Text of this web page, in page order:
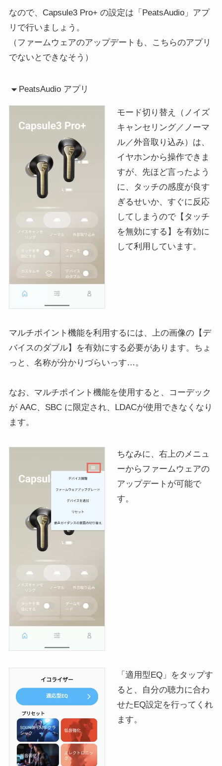
なので、Capsule3 Pro+ の設定は「PeatsAudio」アプ
リで行いましょう。
（ファームウェアのアップデートも、こちらのアプリ
でないとできなそう）
PeatsAudio アプリ
モード切り替え（ノイズ
キャンセリング／ノーマ
ル／外音取り込み）は、
イヤホンから操作できま
すが、先ほど言ったよう
に、タッチの感度が良す
ぎるせいか、すぐに反応
してしまうので【タッチ
を無効にする】を有効に
して利用しています。
マルチポイント機能を利用するには、上の画像の【デ
バイスのダブル】を有効にする必要があります。ちょ
っと、名称が分かりづらいっす…。
なお、マルチポイント機能を使用すると、コーデック
が AAC、SBC に限定され、LDACが使用できなくなり
ます。
ちなみに、右上のメニュ
ーからファームウェアの
アップデートが可能で
す。
「適用型EQ」をタップす
ると、自分の聴力に合わ
せたEQ設定を行ってくれ
ます。